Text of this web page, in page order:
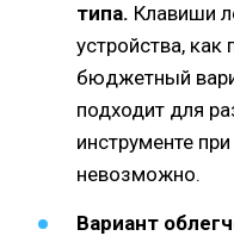
типа. Клавиши
устройства, как
бюджетный
подходит для
инструменте
невозможно.
Вариант